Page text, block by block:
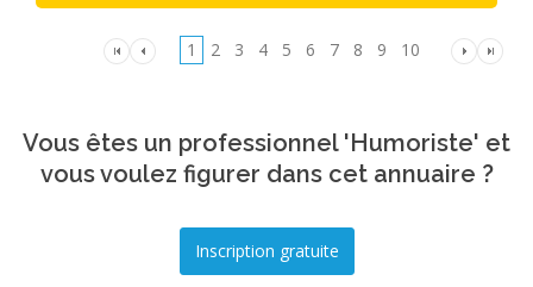
1 2 3 4 5 6 7 8 9 10
Vous êtes un professionnel 'Humoriste' et
vous voulez figurer dans cet annuaire ?